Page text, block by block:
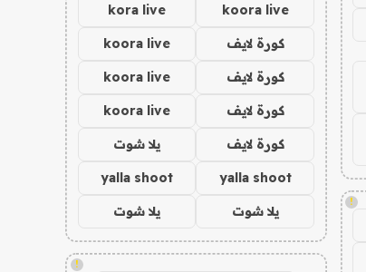
!
koora live
kora live
كورة لايف koora live
كورة لايف koora live
كورة لايف koora live
كورة لايف يلا شوت
yalla shoot
yalla shoot
يلا شوت يلا شوت
!